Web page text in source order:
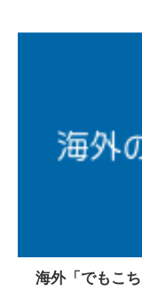
海外「でもこ